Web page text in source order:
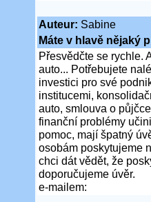
Auteur: Sabine
Máte v hlavě nějaký
Přesvědčte se rychle.
auto... Potřebujete
investici pro své
institucemi,
auto, smlouva o
finanční problémy
pomoc, mají špatný
osobám poskytujeme
chci dát vědět, že
doporučujeme úvěr.
e-mailem: